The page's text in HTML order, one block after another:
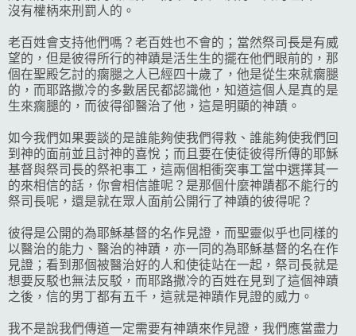
沒有權柄來刑罰人的。
老百姓會支持他們嗎？老百姓也不會的；當然祭司長是有威
望的，但是彼得所行的神蹟是活生生的擺在他們眼前的，那
個在聖殿乞討的瘸腿之人已經四十歲了，他是從生來就瘸腿
的，而耶路撒冷的多數居民都認識他，知道這個人是真的是
生來瘸腿的，而彼得卻醫治了他，這是明顯的神蹟。
如今我們如果要談的是誰能夠使我們得救、誰能夠使我們回
到神的面前並且討神的喜悅；而且要在使徒彼得所傳的耶穌
基督與祭司長的祭祀事工，這兩個相衝突事工當中選擇其一
的來相信的話，你會相信誰呢？是那個什麼神蹟都不能行的
祭司長呢，還是就在眾人面前公開行了神蹟的彼得呢？
彼得是公開的為耶穌基督的名作見證，而聖靈似乎也同樣的
以醫治的能力、醫治的神蹟，亦一同的為耶穌基督的名在作
見證；看到那個被醫治好的人和使徒站在一起，祭司長就是
想要反駁也無法反駁，而耶路撒冷的百姓在見到了這個神蹟
之後，信的男丁都有五千，這就是神蹟作見證的威力。
我不是說我們傳道一定需要有神蹟來作見證，我們應當盡力